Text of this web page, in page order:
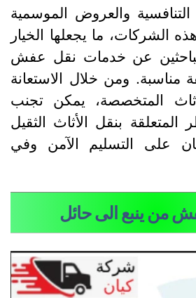
والعروض الموسمية
ما يجعلها الخيار
عن خدمات نقل عفش
ومن خلال الاستعانة
المتخصصة، يمكن تجنب
بنقل الأثاث الثقيل
على التسليم الآمن وفي
ينبع الى حائل